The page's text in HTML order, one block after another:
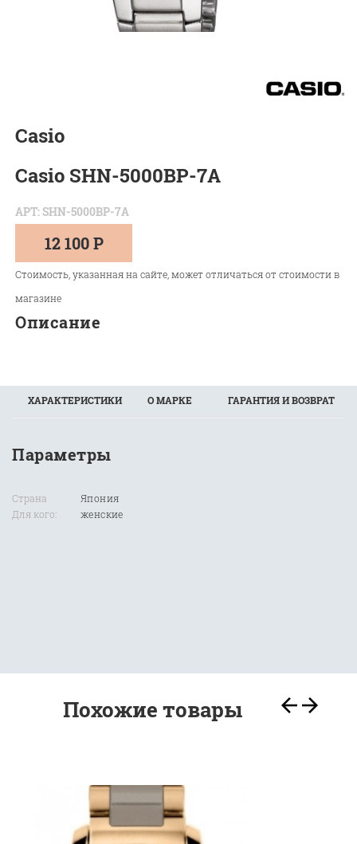
Casio
Casio SHN-5000BP-7A
АРТ: SHN-5000BP-7A
12 100 Р
Стоимость, указанная на сайте, может отличаться от стоимости в
магазине
Описание
ХАРАКТЕРИСТИКИ О МАРКЕ ГАРАНТИЯ И ВОЗВРАТ
Параметры
Страна
Для кого:
Япония
женские
Похожие товары